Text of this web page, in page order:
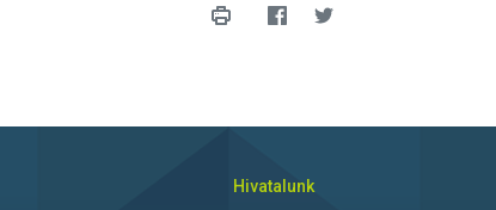
Hivatalunk